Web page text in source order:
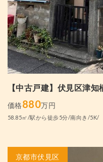
【中古戸建】伏見区津
価格880万円
58.85㎡/駅から徒歩5分/南向き/5K/
京都市伏見区